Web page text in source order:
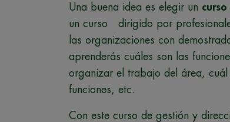
Una buena idea es elegir un
un curso dirigido por
las organizaciones con
aprenderás cuáles son las
organizar el trabajo del área,
funciones, etc.
Con este curso de gestión y